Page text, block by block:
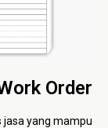
Order
jasa yang mampu